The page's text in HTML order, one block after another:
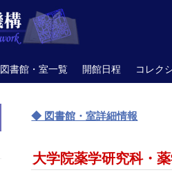
図書館・室一覧 開館日程 コレク
◆ 図書館・室詳細情報
大学院薬学研究科・